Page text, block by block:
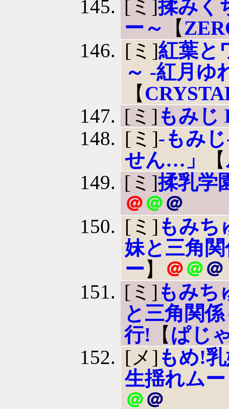
[ミ]揉みく
ー～
【
[ミ]紅葉と
～ -紅月ゆ
【
[ミ] もみじ
[ミ]-もみ
せん…」
【
[ミ]揉乳学
＠＠＠
[ミ] もみち
妹と三角
ー】 ＠＠＠
[ミ] もみち
と三角関
行! 【ぱじ
[メ] もめ!
生揺れム
＠＠